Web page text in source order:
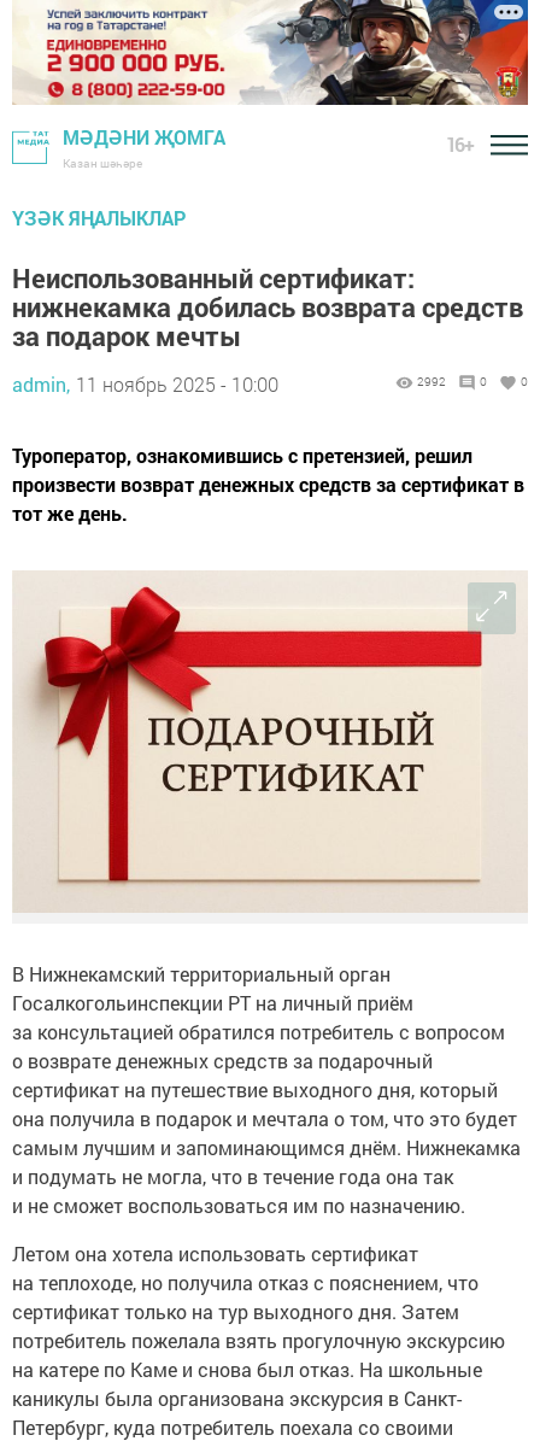
МӘДӘНИ ҖОМГА
Казан шәһәре
16+
ҮЗӘК ЯҢАЛЫКЛАР
Неиспользованный сертификат:
нижнекамка добилась возврата средств
за подарок мечты
admin, 11 ноябрь 2025 - 10:00 2992 0 0
Туроператор, ознакомившись с претензией, решил
произвести возврат денежных средств за сертификат в
тот же день.
В Нижнекамский территориальный орган
Госалкогольинспекции РТ на личный приём
за консультацией обратился потребитель с вопросом
о возврате денежных средств за подарочный
сертификат на путешествие выходного дня, который
она получила в подарок и мечтала о том, что это будет
самым лучшим и запоминающимся днём. Нижнекамка
и подумать не могла, что в течение года она так
и не сможет воспользоваться им по назначению.
Летом она хотела использовать сертификат
на теплоходе, но получила отказ с пояснением, что
сертификат только на тур выходного дня. Затем
потребитель пожелала взять прогулочную экскурсию
на катере по Каме и снова был отказ. На школьные
каникулы была организована экскурсия в Санкт-
Петербург, куда потребитель поехала со своими